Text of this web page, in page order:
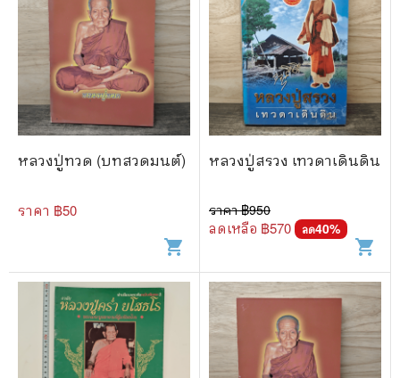
หลวงปู่ทวด (บทสวดมนต์)
ราคา ฿50
shopping_cart
หลวงปู่สรวง เทวดาเดินดิน
ราคา ฿950
ลดเหลือ ฿570 ลด40%
shopping_cart